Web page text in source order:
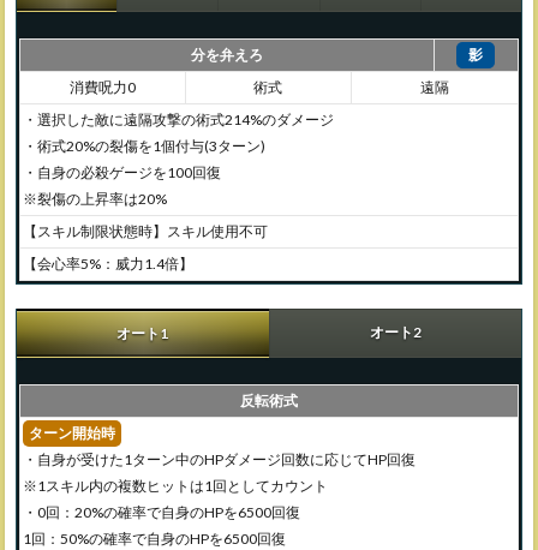
分を弁えろ
影
消費呪力0
術式
遠隔
・選択した敵に遠隔攻撃の術式214%のダメージ
・術式20%の裂傷を1個付与(3ターン)
・自身の必殺ゲージを100回復
※裂傷の上昇率は20%
【スキル制限状態時】スキル使用不可
【会心率5%：威力1.4倍】
オート1 オート2
反転術式
ターン開始時
・自身が受けた1ターン中のHPダメージ回数に応じてHP回復
※1スキル内の複数ヒットは1回としてカウント
・0回：20%の確率で自身のHPを6500回復
1回：50%の確率で自身のHPを6500回復